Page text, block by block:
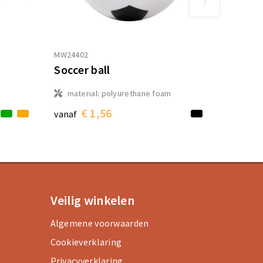
MW24402
Soccer ball
material: polyurethane foam
vanaf € 1,56
Veilig winkelen
Algemene voorwaarden
Cookieverklaring